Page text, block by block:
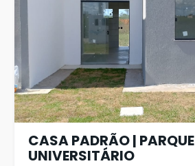
CASA PADRÃO | PARQUE
UNIVERSITÁRIO